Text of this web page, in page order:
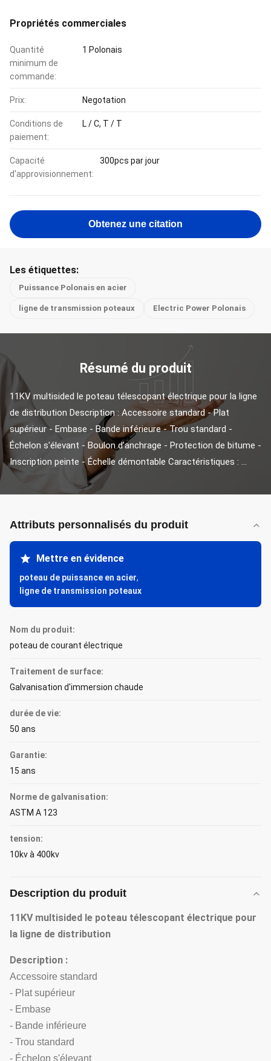
Propriétés commerciales
Quantité
minimum de
commande:
1 Polonais
Prix: Negotation
Conditions de
paiement:
L / C, T / T
Capacité
d'approvisionnement:
300pcs par jour
Obtenez une citation
Les étiquettes:
Puissance Polonais en acier
ligne de transmission poteaux Electric Power Polonais
Résumé du produit
11KV multisided le poteau télescopant électrique pour la ligne
de distribution Description : Accessoire standard - Plat
supérieur - Embase - Bande inférieure - Trou standard -
Échelon s'élevant - Boulon d'anchrage - Protection de bitume -
Inscription peinte - Échelle démontable Caractéristiques : ...
Attributs personnalisés du produit
Mettre en évidence
poteau de puissance en acier,
ligne de transmission poteaux
Nom du produit:
poteau de courant électrique
Traitement de surface:
Galvanisation d'immersion chaude
durée de vie:
50 ans
Garantie:
15 ans
Norme de galvanisation:
ASTM A 123
tension:
10kv à 400kv
Description du produit
11KV multisided le poteau télescopant électrique pour
la ligne de distribution
Description :
Accessoire standard
- Plat supérieur
- Embase
- Bande inférieure
- Trou standard
- Échelon s'élevant